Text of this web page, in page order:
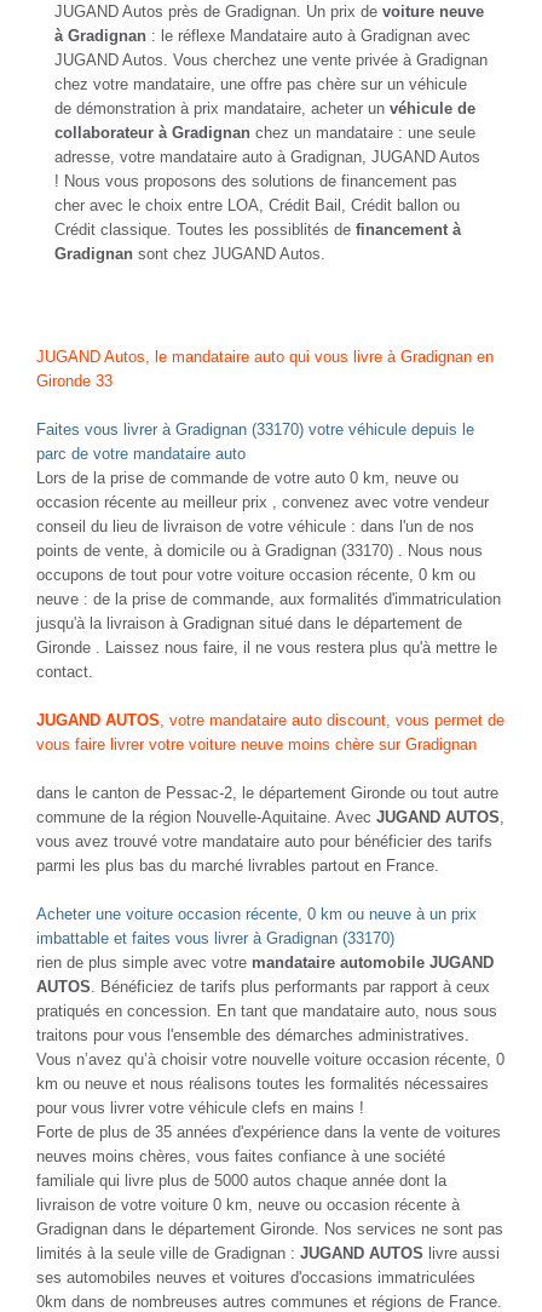
JUGAND Autos près de Gradignan. Un prix de voiture neuve
à Gradignan : le réflexe Mandataire auto à Gradignan avec
JUGAND Autos. Vous cherchez une vente privée à Gradignan
chez votre mandataire, une offre pas chère sur un véhicule
de démonstration à prix mandataire, acheter un véhicule de
collaborateur à Gradignan chez un mandataire : une seule
adresse, votre mandataire auto à Gradignan, JUGAND Autos
! Nous vous proposons des solutions de financement pas
cher avec le choix entre LOA, Crédit Bail, Crédit ballon ou
Crédit classique. Toutes les possiblités de financement à
Gradignan sont chez JUGAND Autos.
JUGAND Autos, le mandataire auto qui vous livre à Gradignan en
Gironde 33
Faites vous livrer à Gradignan (33170) votre véhicule depuis le
parc de votre mandataire auto
Lors de la prise de commande de votre auto 0 km, neuve ou
occasion récente au meilleur prix , convenez avec votre vendeur
conseil du lieu de livraison de votre véhicule : dans l'un de nos
points de vente, à domicile ou à Gradignan (33170) . Nous nous
occupons de tout pour votre voiture occasion récente, 0 km ou
neuve : de la prise de commande, aux formalités d'immatriculation
jusqu'à la livraison à Gradignan situé dans le département de
Gironde . Laissez nous faire, il ne vous restera plus qu'à mettre le
contact.
JUGAND AUTOS , votre mandataire auto discount, vous permet de
vous faire livrer votre voiture neuve moins chère sur Gradignan
dans le canton de Pessac-2, le département Gironde ou tout autre
commune de la région Nouvelle-Aquitaine. Avec JUGAND AUTOS
vous avez trouvé votre mandataire auto pour bénéficier des tarifs
parmi les plus bas du marché livrables partout en France.
Acheter une voiture occasion récente, 0 km ou neuve à un prix
imbattable et faites vous livrer à Gradignan (33170)
rien de plus simple avec votre mandataire automobile JUGAND
AUTOS . Bénéficiez de tarifs plus performants par rapport à ceux
pratiqués en concession. En tant que mandataire auto, nous sous
traitons pour vous l'ensemble des démarches administratives.
Vous n’avez qu’à choisir votre nouvelle voiture occasion récente, 0
km ou neuve et nous réalisons toutes les formalités nécessaires
pour vous livrer votre véhicule clefs en mains !
Forte de plus de 35 années d'expérience dans la vente de voitures
neuves moins chères, vous faites confiance à une société
familiale qui livre plus de 5000 autos chaque année dont la
livraison de votre voiture 0 km, neuve ou occasion récente à
Gradignan dans le département Gironde. Nos services ne sont pas
limités à la seule ville de Gradignan : JUGAND AUTOS livre aussi
ses automobiles neuves et voitures d'occasions immatriculées
0km dans de nombreuses autres communes et régions de France.